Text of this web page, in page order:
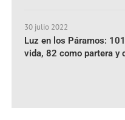
30 julio 2022
Luz en los Páramos:
vida, 82 como partera y